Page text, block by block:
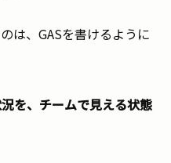
は、GASを書けるように
を、チームで見える状態